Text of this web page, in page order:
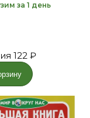
за 1 день
122 ₽